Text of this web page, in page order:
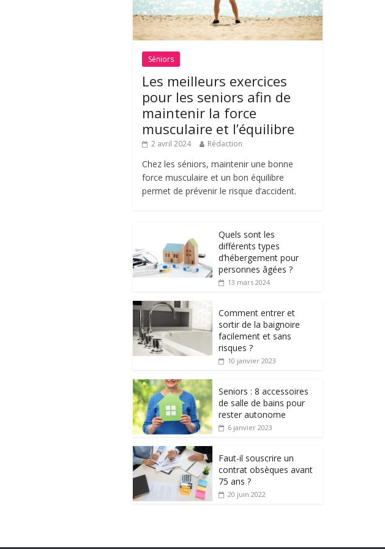
Séniors
Les meilleurs exercices
pour les seniors afin de
maintenir la force
musculaire et l’équilibre
2 avril 2024 Rédaction
Chez les séniors, maintenir une bonne
force musculaire et un bon équilibre
permet de prévenir le risque d’accident.
Quels sont les
différents types
d’hébergement pour
personnes âgées ?
13 mars 2024
Comment entrer et
sortir de la baignoire
facilement et sans
risques ?
10 janvier 2023
Seniors : 8 accessoires
de salle de bains pour
rester autonome
6 janvier 2023
Faut-il souscrire un
contrat obsèques avant
75 ans ?
20 juin 2022